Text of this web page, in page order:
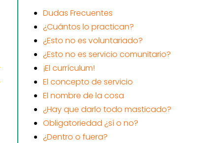
Dudas Frecuentes
¿Cuántos lo practican?
¿Esto no es voluntariado?
¿Esto no es servicio comunitario?
¡El currículum!
El concepto de servicio
El nombre de la cosa
¿Hay que darlo todo masticado?
Obligatoriedad ¿sí o no?
¿Dentro o fuera?